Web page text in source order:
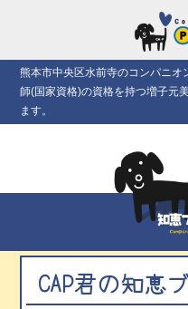
熊本市中央区水前寺のコンパニ
師(国家資格)の資格を持つ増子元
ます。
CAP君の知恵